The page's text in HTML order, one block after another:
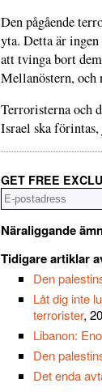
Den pågående
yta. Detta är
att tvinga bort
Mellanöstern, och
Terroristerna och
Israel ska
GET FREE
Näraliggande
Tidigare artiklar
Den
Låt dig inte
terrorister,
Libanon:
Den
Det enda